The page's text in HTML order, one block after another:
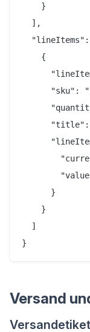
    }
  ],
"lineItems":
    {
"sku":
      }
    }
  ]
Versand